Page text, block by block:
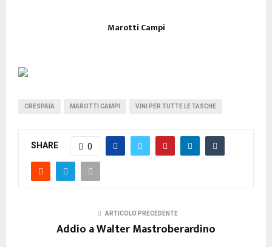
Marotti Campi
CRESPAIA MAROTTI CAMPI VINI PER TUTTE LE TASCHE
SHARE 0
ARTICOLO PRECEDENTE
Addio a Walter Mastroberardino